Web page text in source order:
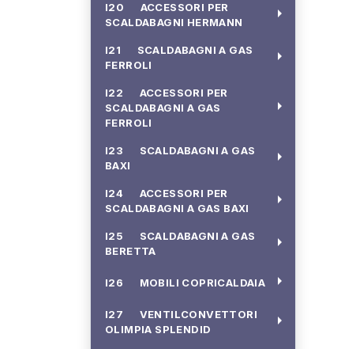
I20 ACCESSORI PER
SCALDABAGNI HERMANN
arrow_right
I21 SCALDABAGNI A GAS
FERROLI
arrow_right
I22 ACCESSORI PER
SCALDABAGNI A GAS
FERROLI
arrow_right
I23 SCALDABAGNI A GAS
BAXI
arrow_right
I24 ACCESSORI PER
SCALDABAGNI A GAS BAXI
arrow_right
I25 SCALDABAGNI A GAS
BERETTA
arrow_right
I26 MOBILI COPRICALDAIA arrow_right
I27 VENTILCONVETTORI
OLIMPIA SPLENDID
arrow_right